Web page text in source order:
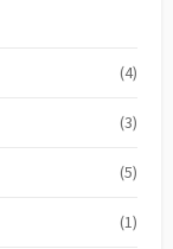
(4)
(3)
(5)
(1)